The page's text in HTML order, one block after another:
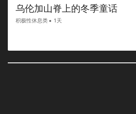
乌伦加山脊上的冬季童话
积极性休息类 1天